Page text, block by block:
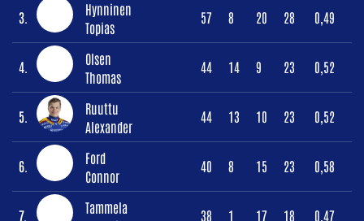
3.
Hynninen
Topias
57 8 20 28 0,49
4.
Olsen
Thomas
44 14 9 23 0,52
5.
Ruuttu
Alexander
44 13 10 23 0,52
6.
Ford
Connor
40 8 15 23 0,58
7.
Tammela
38 1 17 18 0,47